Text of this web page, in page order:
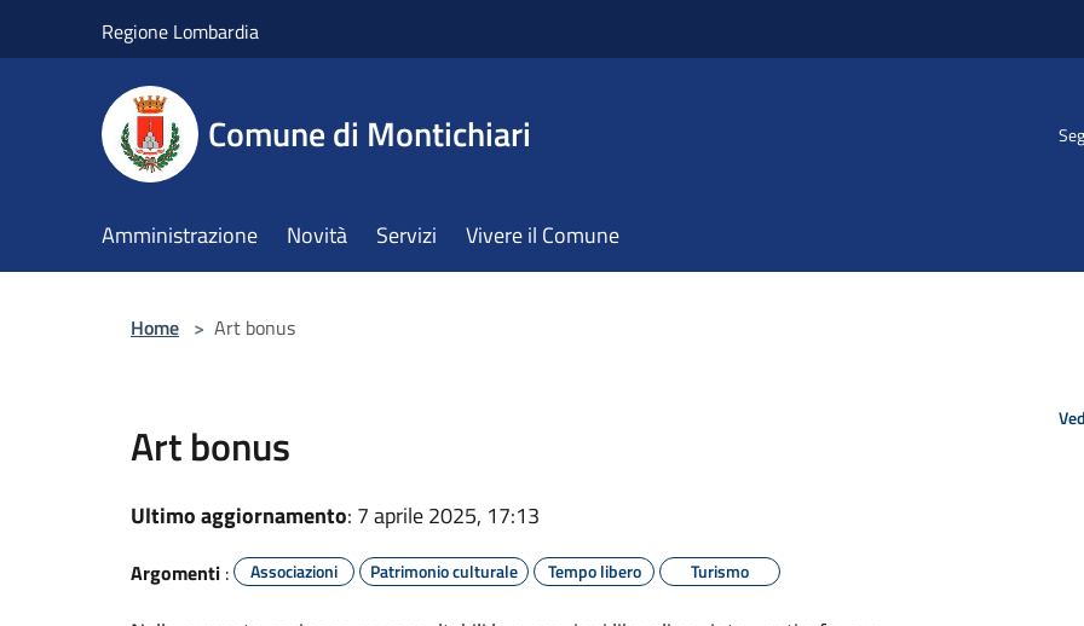
Regione Lombardia
Comune di Montichiari
Amministrazione Novità Servizi Vivere il Comune
Home > Art bonus
Art bonus
Ultimo aggiornamento: 7 aprile 2025, 17:13
Argomenti : Associazioni Patrimonio culturale Tempo libero Turismo